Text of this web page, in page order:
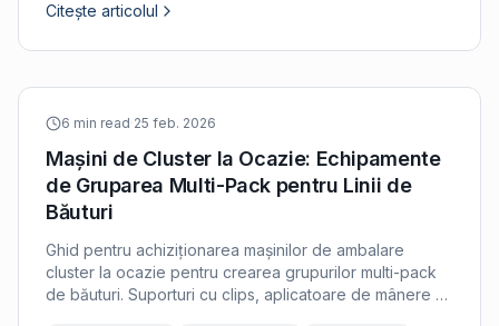
Citește articolul
6 min read·25 feb. 2026
Mașini de Cluster la Ocazie: Echipamente
de Gruparea Multi-Pack pentru Linii de
Băuturi
Ghid pentru achiziționarea mașinilor de ambalare
cluster la ocazie pentru crearea grupurilor multi-pack
de băuturi. Suporturi cu clips, aplicatoare de mânere și